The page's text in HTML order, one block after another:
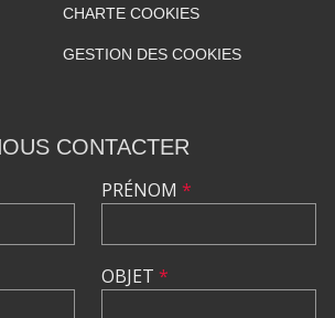
CHARTE COOKIES
GESTION DES COOKIES
CONTACTER
PRÉNOM *
OBJET *